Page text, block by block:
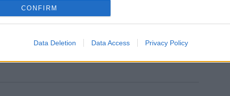
CONFIRM
Data Deletion Data Access Privacy Policy